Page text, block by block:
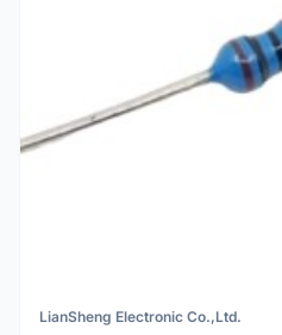
LianSheng Electronic Co.,Ltd.